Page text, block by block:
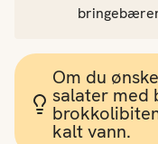
Om du
salater med
kalt vann.